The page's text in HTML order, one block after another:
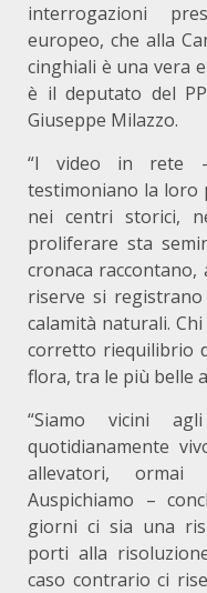
interrogazioni
europeo, che alla
cinghiali è una vera
è il deputato del
Giuseppe Milazzo.
“I video in rete –
testimoniano la loro
nei centri storici,
proliferare sta
cronaca
riserve si
calamità naturali.
corretto riequilibrio
flora, tra le più belle
“Siamo vicini
quotidianamente
allevatori,
Auspichiamo –
giorni ci sia una
porti alla
caso contrario ci